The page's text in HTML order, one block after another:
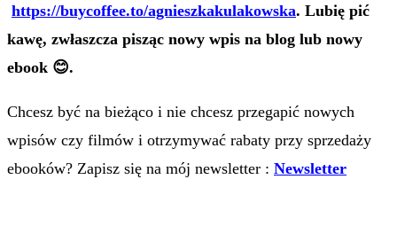
https://buycoffee.to/agnieszkakulakowska. Lubię pić
kawę, zwłaszcza pisząc nowy wpis na blog lub nowy
ebook 😊.
Chcesz być na bieżąco i nie chcesz przegapić nowych
wpisów czy filmów i otrzymywać rabaty przy sprzedaży
ebooków? Zapisz się na mój newsletter : Newsletter